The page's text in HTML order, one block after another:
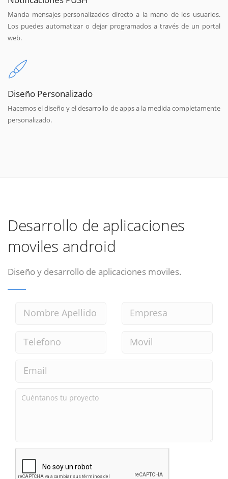
Manda mensajes personalizados directo a la mano de los usuarios.
Los puedes automatizar o dejar programados a través de un portal
web.
Diseño Personalizado
Hacemos el diseño y el desarrollo de apps a la medida completamente
personalizado.
Desarrollo de aplicaciones
moviles android
Diseño y desarrollo de aplicaciones moviles.